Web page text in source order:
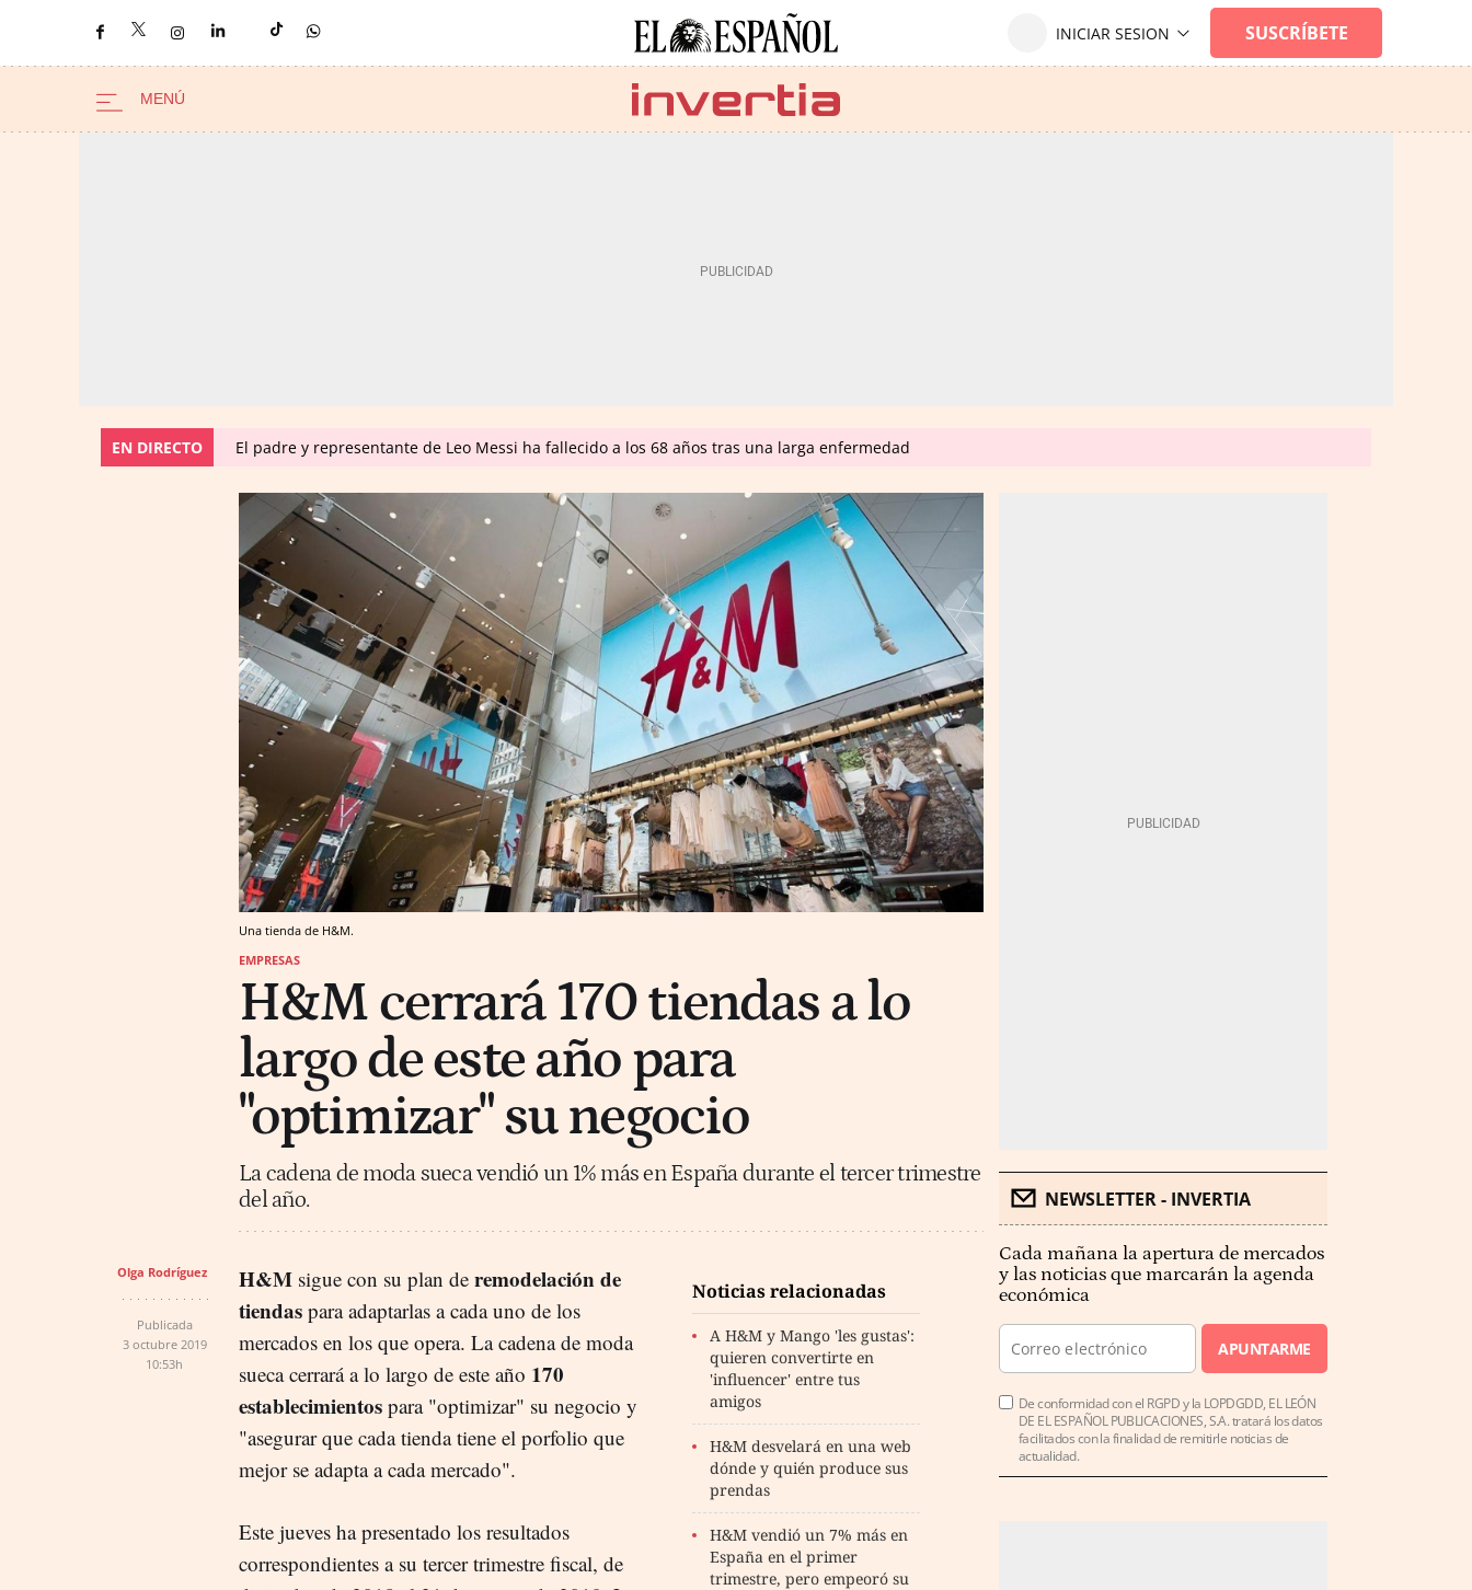
EN DIRECTO El padre y representante de Leo Messi ha fallecido a los 68 años tras una larga enfermedad
Una tienda de H&M.
EMPRESAS
H&M cerrará 170 tiendas a lo
largo de este año para
"optimizar" su negocio
La cadena de moda sueca vendió un 1% más en España durante el tercer trimestre
del año.
Olga Rodríguez
Publicada
3 octubre 2019
10:53h
Noticias relacionadas
A H&M y Mango 'les gustas':
quieren convertirte en
'influencer' entre tus
amigos
H&M desvelará en una web
dónde y quién produce sus
prendas
H&M vendió un 7% más en
España en el primer
trimestre, pero empeoró su
H&M sigue con su plan de remodelación de
tiendas para adaptarlas a cada uno de los
mercados en los que opera. La cadena de moda
sueca cerrará a lo largo de este año 170
establecimientos para "optimizar" su negocio y
"asegurar que cada tienda tiene el porfolio que
mejor se adapta a cada mercado".
Este jueves ha presentado los resultados
correspondientes a su tercer trimestre fiscal, de
NEWSLETTER - INVERTIA
Cada mañana la apertura de mercados
y las noticias que marcarán la agenda
económica
APUNTARME
De conformidad con el RGPD y la LOPDGDD, EL LEÓN
DE EL ESPAÑOL PUBLICACIONES, S.A. tratará los datos
facilitados con la finalidad de remitirle noticias de
actualidad.